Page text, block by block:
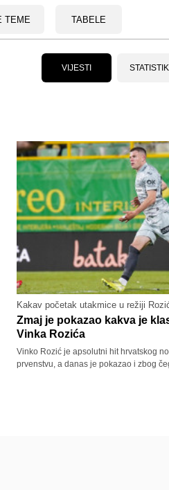
TEME TABELE
VIJESTI
Kakav početak utakmice u režiji
Zmaj je pokazao kakva je
Vinka Rozića
Vinko Rozić je apsolutni hit hrvatskog
prvenstvu, a danas je pokazao i zbog